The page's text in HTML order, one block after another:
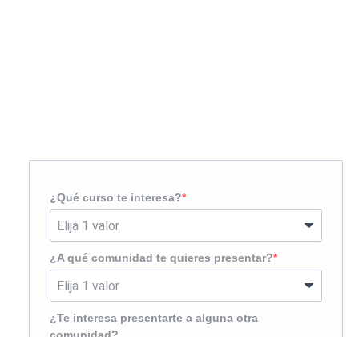
¿Qué curso te interesa?
¿A qué comunidad te quieres presentar?
¿Te interesa presentarte a alguna otra